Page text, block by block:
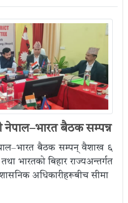
नेपाल–भारत बैठक सम्पन्न
बैठक सम्पन् वैशाख ६
भारतको बिहार राज्यअन्तर्गत
अधिकारीहरूबीच सीमा